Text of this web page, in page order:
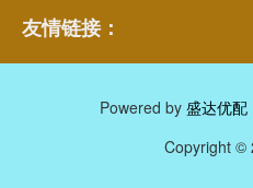
友情链接：
Powered by 盛达优配
Copyright ©